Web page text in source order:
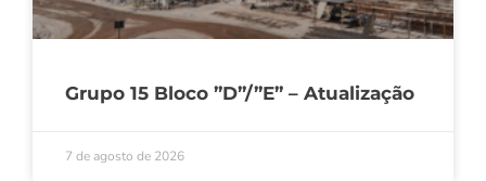
Grupo 15 Bloco ”D”/”E” – Atualização
7 de agosto de 2026